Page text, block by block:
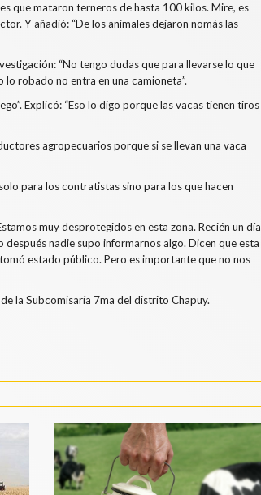
que mataron terneros de hasta 100 kilos. Mire, es
Y añadió: “De los animales dejaron nomás las
“No tengo dudas que para llevarse lo que
robado no entra en una camioneta”.
Explicó: “Eso lo digo porque las vacas tienen tiros
agropecuarios porque si se llevan una vaca
para los contratistas sino para los que hacen
muy desprotegidos en esta zona. Recién un día
nadie supo informarnos algo. Dicen que esta
estado público. Pero es importante que no nos
la Subcomisaría 7ma del distrito Chapuy.